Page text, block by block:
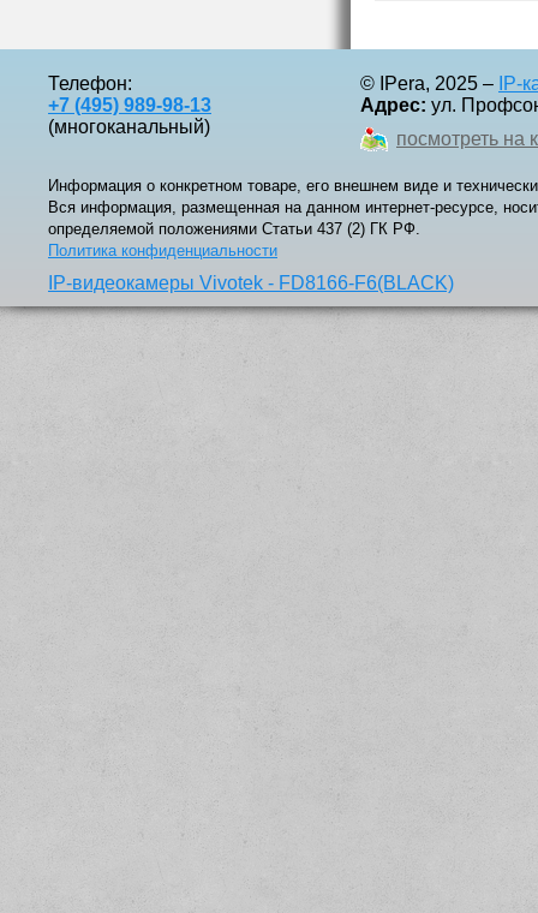
Телефон:
+7 (495) 989-98-13
(многоканальный)
© IPera, 2025 – IP-
Адрес: ул.
посмотреть на
Информация о конкретном товаре, его внешнем виде и
Вся информация, размещенная на данном интернет-ресурсе,
определяемой положениями Статьи 437 (2) ГК РФ.
Политика конфиденциальности
IP-видеокамеры Vivotek - FD8166-F6(BLACK)